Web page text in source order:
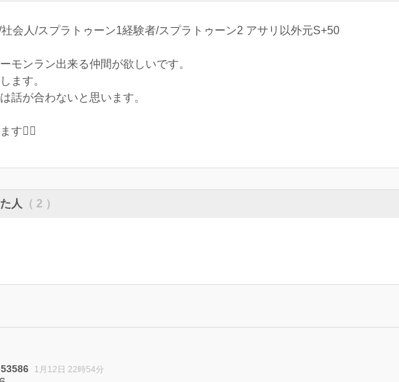
会人/スプラトゥーン1経験者/スプラトゥーン2 アサリ以外元S+50
モンラン出来る仲間が欲しいです。
ます。
話が合わないと思います。
す🙇‍♂️
人 （ 2 ）
1月12日 22時54分